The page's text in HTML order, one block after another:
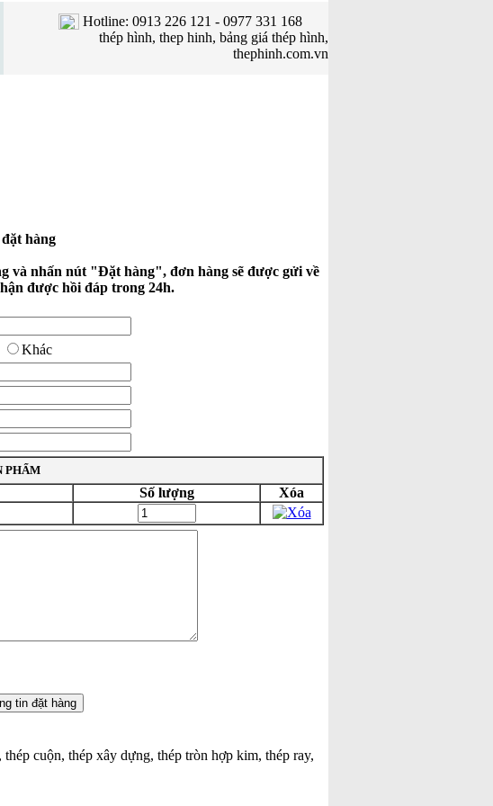
Hotline: 0913 226 121 - 0977 331 168
thép hình, thep hinh, bảng giá thép hình,
thephinh.com.vn
hàng
và nhấn nút "Đặt hàng", đơn hàng sẽ được gửi về
được hồi đáp trong 24h.
Khác
PHẨM
Số lượng
Xóa
cuộn, thép xây dựng, thép tròn hợp kim, thép ray,